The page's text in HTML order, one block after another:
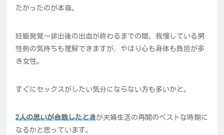
たかったのが本音。
妊娠発覚～排出後の出血が終わるまでの間、我慢している男
性側の気持ちも理解できますが、やはり心も身体も負担が多
き女性。
すぐにセックスがしたい気分にならない方も多いかと。
2人の思いが合致したときが夫婦生活の再開のベストな時期に
なるかと思っています。